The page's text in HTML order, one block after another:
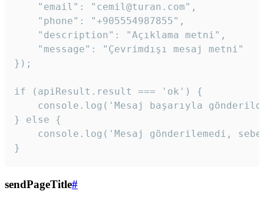
    "email": "cemil@turan.com",
    "phone": "+905554987855",
    "description": "Açıklama metni",
    "message": "Çevrimdışı mesaj metni"
});
if (apiResult.result === 'ok') {
console.log('Mesaj başarıyla
} else {
console.log('Mesaj gönderilemedi,
}
sendPageTitle#